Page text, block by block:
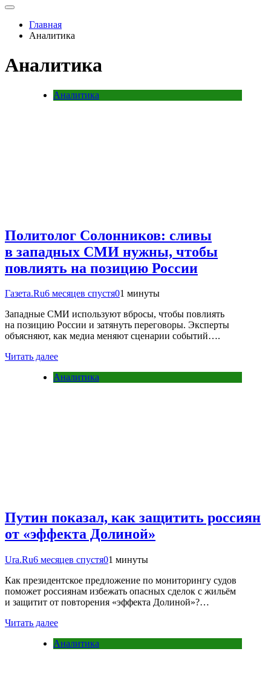
Главная
Аналитика
Аналитика
Аналитика
Политолог Солонников: сливы
в западных СМИ нужны, чтобы
повлиять на позицию России
Газета.Ru6 месяцев спустя01 минуты
Западные СМИ используют вбросы, чтобы повлиять
на позицию России и затянуть переговоры. Эксперты
объясняют, как медиа меняют сценарии событий….
Читать далее
Аналитика
Путин показал, как защитить россиян
от «эффекта Долиной»
Ura.Ru6 месяцев спустя01 минуты
Как президентское предложение по мониторингу судов
поможет россиянам избежать опасных сделок с жильём
и защитит от повторения «эффекта Долиной»?…
Читать далее
Аналитика